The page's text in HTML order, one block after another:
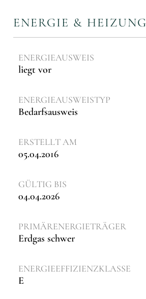
ENERGIE & HEIZUNG
ENERGIEAUSWEIS
liegt vor
ENERGIE­AUSWEISTYP
Bedarfsausweis
ERSTELLT AM
05.04.2016
GÜLTIG BIS
04.04.2026
PRIMÄRENERGIETRÄGER
Erdgas schwer
ENERGIEEFFIZIENZKLASSE
E